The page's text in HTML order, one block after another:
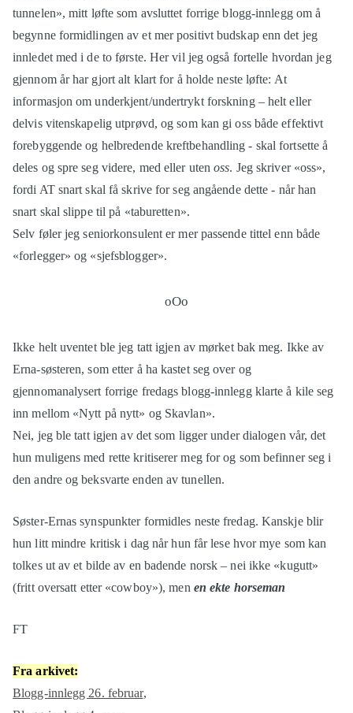
tunnelen», mitt løfte som avsluttet forrige blogg-innlegg om å
begynne formidlingen av et mer positivt budskap enn det jeg
innledet med i de to første. Her vil jeg også fortelle hvordan jeg
gjennom år har gjort alt klart for å holde neste løfte: At
informasjon om underkjent/undertrykt forskning – helt eller
delvis vitenskapelig utprøvd, og som kan gi oss både effektivt
forebyggende og helbredende kreftbehandling - skal fortsette å
deles og spre seg videre, med eller utenoss. Jeg skriver «oss»,
fordi AT snart skal få skrive for seg angående dette - når han
snart skal slippe til på «taburetten».
Selv føler jeg seniorkonsulent er mer passende tittel enn både
«forlegger» og «sjefsblogger».
Ikke helt uventet ble jeg tatt igjen av mørket bak meg. Ikke av
Erna-søsteren, som etter å ha kastet seg over og
gjennomanalysert forrige fredags blogg-innlegg klarte å kile seg
inn mellom «Nytt på nytt» og Skavlan».
Nei, jeg ble tatt igjen av det som ligger under dialogen vår, det
hun muligens med rette kritiserer meg for og som befinner seg i
den andre og beksvarte enden av tunellen.
Søster-Ernas synspunkter formidles neste fredag. Kanskje blir
hun litt mindre kritisk i dag når hun får lese hvor mye som kan
tolkes ut av et bilde av en badende norsk – nei ikke «kugutt»
(fritt oversatt etter «cowboy»), men en ekte horseman
FT
Fra arkivet:
Blogg-innlegg 26. februar,